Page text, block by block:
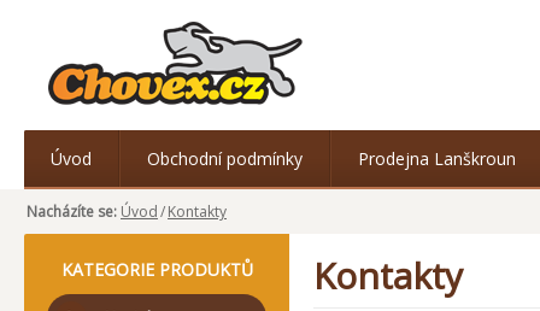
Úvod Obchodní podmínky Prodejna Lanškroun
Nacházíte se: Úvod/Kontakty
KATEGORIE PRODUKTŮ Kontakty